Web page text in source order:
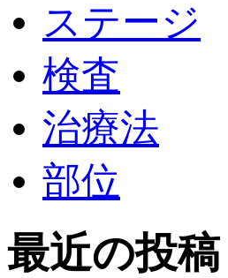
ステージ
検査
治療法
部位
最近の投稿